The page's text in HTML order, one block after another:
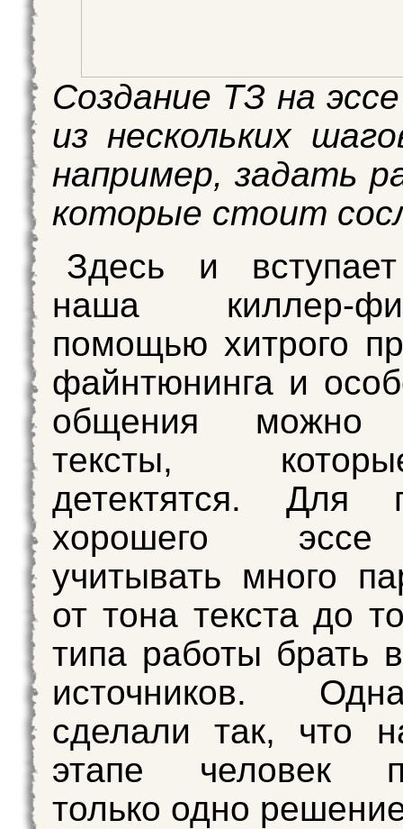
Создание ТЗ на
из нескольких
например, задать
которые стоит
Здесь и
наша киллер-
помощью хитрого
файнтюнинга и
общения можно
тексты,
детектятся. Для
хорошего
учитывать много
от тона текста до
типа работы брать
источников.
сделали так, что
этапе человек
только одно